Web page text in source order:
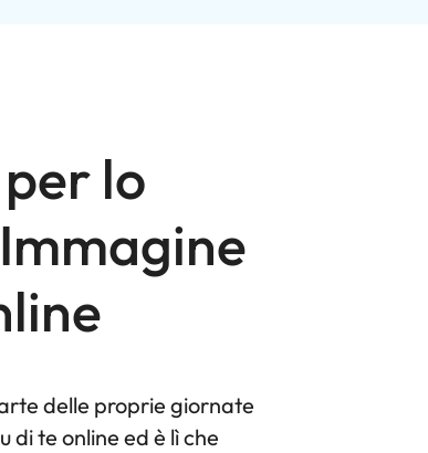
lo
delle proprie giornate
di te online ed è lì che